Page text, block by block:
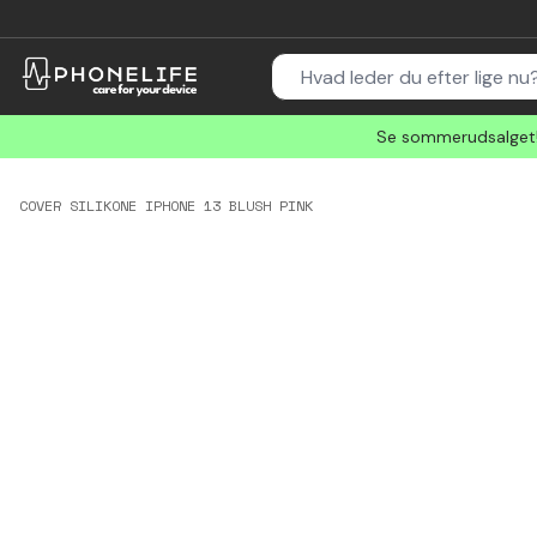
Se
COVER SILIKONE IPHONE 13 BLUSH PINK